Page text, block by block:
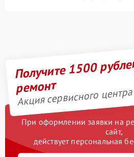
Получите 1500
ремонт
Акция сервисного
При оформлении заявки на
сайт,
действует персональная